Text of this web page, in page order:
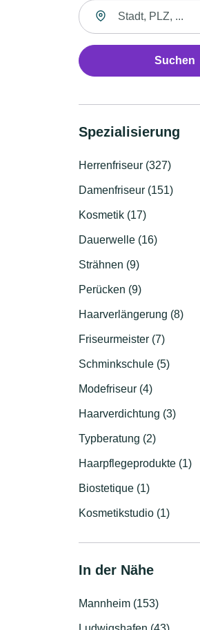
Suche nach Ort
Suchen
Spezialisierung
Herrenfriseur (327)
Damenfriseur (151)
Kosmetik (17)
Dauerwelle (16)
Strähnen (9)
Perücken (9)
Haarverlängerung (8)
Friseurmeister (7)
Schminkschule (5)
Modefriseur (4)
Haarverdichtung (3)
Typberatung (2)
Haarpflegeprodukte (1)
Biostetique (1)
Kosmetikstudio (1)
In der Nähe
Mannheim (153)